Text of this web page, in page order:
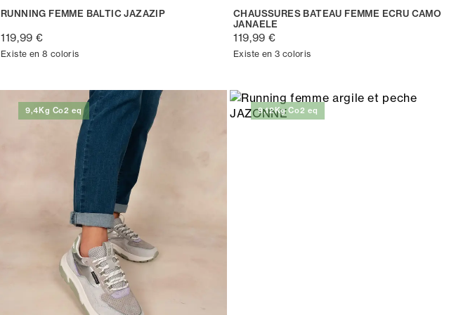
RUNNING FEMME BALTIC JAZAZIP
119,99 €
Existe en 8 coloris
CHAUSSURES BATEAU FEMME ECRU CAMO
JANAELE
119,99 €
Existe en 3 coloris
9,4Kg Co2 eq 9,12Kg Co2 eq